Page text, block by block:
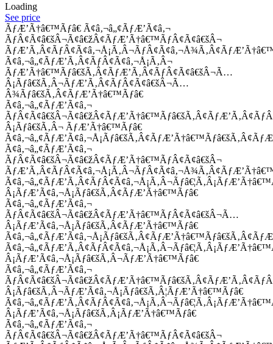
Loading
See price
ÃƒÆ’Ã†â€™Ãƒâ€ Ã¢â‚¬â„¢ÃƒÆ’Ã¢â‚¬
ÃƒÂ¢Ã¢â€šÂ¬Ã¢â€žÂ¢ÃƒÆ’Ã†â€™ÃƒÂ¢Ã¢â€šÂ¬
Ã¢â‚¬â„¢ÃƒÆ’Ã‚Â¢ÃƒÂ¢Ã¢â‚¬Å¡Ã‚Â¬
ÃƒÆ’Ã†â€™Ãƒâ€šÃ‚Â¢ÃƒÆ’Ã‚Â¢ÃƒÂ¢Ã¢â€šÂ¬Ã…
Â¡Ãƒâ€šÃ‚Â¬ÃƒÆ’Ã‚Â¢ÃƒÂ¢Ã¢â€šÂ¬Ã…
Â¾Ãƒâ€šÃ‚Â¢ÃƒÆ’Ã†â€™Ãƒâ€
Ã¢â‚¬â„¢ÃƒÆ’Ã¢â‚¬
Â¡Ãƒâ€šÃ‚Â¬ ÃƒÆ’Ã†â€™Ãƒâ€
Ã¢â‚¬â„¢ÃƒÆ’Ã¢â‚¬
ÃƒÂ¢Ã¢â€šÂ¬Ã¢â€žÂ¢ÃƒÆ’Ã†â€™ÃƒÂ¢Ã¢â€šÂ¬
Â¡ÃƒÆ’Ã¢â‚¬Å¡Ãƒâ€šÃ‚Â¢ÃƒÆ’Ã†â€™Ãƒâ€
Ã¢â‚¬â„¢ÃƒÆ’Ã¢â‚¬
ÃƒÂ¢Ã¢â€šÂ¬Ã¢â€žÂ¢ÃƒÆ’Ã†â€™ÃƒÂ¢Ã¢â€šÂ¬Ã…
Â¡ÃƒÆ’Ã¢â‚¬Å¡Ãƒâ€šÃ‚Â¢ÃƒÆ’Ã†â€™Ãƒâ€
Â¡ÃƒÆ’Ã¢â‚¬Å¡Ãƒâ€šÃ‚Â¬ÃƒÆ’Ã†â€™Ãƒâ€
Ã¢â‚¬â„¢ÃƒÆ’Ã¢â‚¬
Â¡Ãƒâ€šÃ‚Â¬ÃƒÆ’Ã¢â‚¬Å¡Ãƒâ€šÃ‚Â¦ÃƒÆ’Ã†â€™Ãƒâ€
Â¡ÃƒÆ’Ã¢â‚¬Å¡Ãƒâ€šÃ‚Â¡ÃƒÆ’Ã†â€™Ãƒâ€
Ã¢â‚¬â„¢ÃƒÆ’Ã¢â‚¬
ÃƒÂ¢Ã¢â€šÂ¬Ã¢â€žÂ¢ÃƒÆ’Ã†â€™ÃƒÂ¢Ã¢â€šÂ¬